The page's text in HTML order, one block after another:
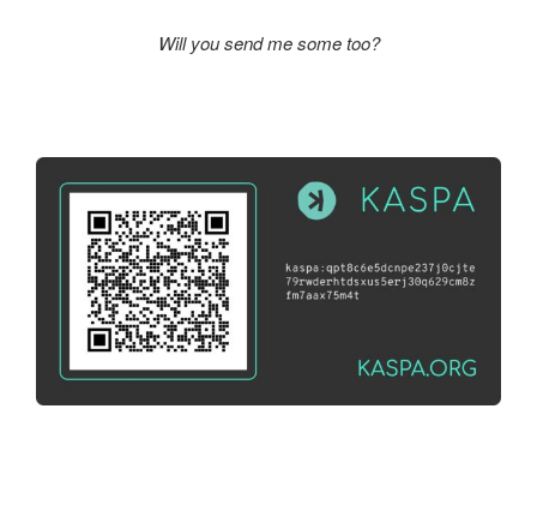
Will you send me some too?